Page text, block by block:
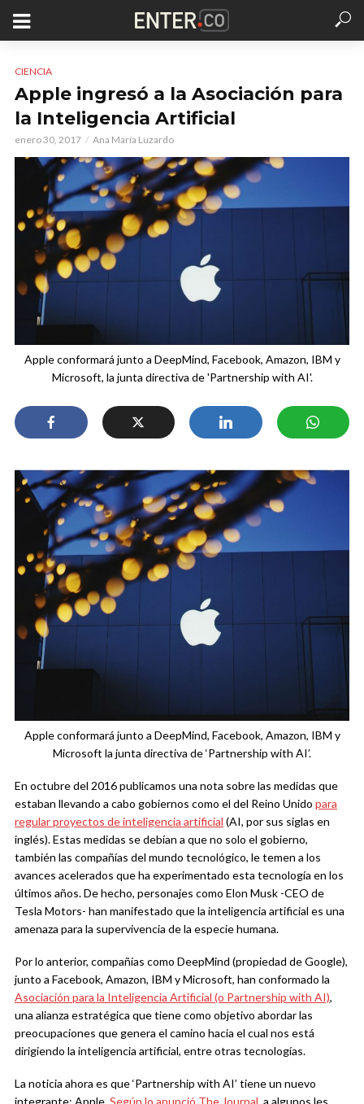
CIENCIA
Apple ingresó a la Asociación para
la Inteligencia Artificial
enero 30, 2017 Ana María Luzardo
Apple conformará junto a DeepMind, Facebook, Amazon, IBM y
Microsoft, la junta directiva de 'Partnership with AI'.
Apple conformará junto a DeepMind, Facebook, Amazon, IBM y
Microsoft la junta directiva de ‘Partnership with AI’.
En octubre del 2016 publicamos una nota sobre las medidas que
estaban llevando a cabo gobiernos como el del Reino Unido para
regular proyectos de inteligencia artificial (AI, por sus siglas en
inglés). Estas medidas se debían a que no solo el gobierno,
también las compañías del mundo tecnológico, le temen a los
avances acelerados que ha experimentado esta tecnología en los
últimos años. De hecho, personajes como Elon Musk -CEO de
Tesla Motors- han manifestado que la inteligencia artificial es una
amenaza para la supervivencia de la especie humana.
Por lo anterior, compañías como DeepMind (propiedad de Google),
junto a Facebook, Amazon, IBM y Microsoft, han conformado la
Asociación para la Inteligencia Artificial (o Partnership with AI),
una alianza estratégica que tiene como objetivo abordar las
preocupaciones que genera el camino hacia el cual nos está
dirigiendo la inteligencia artificial, entre otras tecnologías.
La noticia ahora es que ‘Partnership with AI’ tiene un nuevo